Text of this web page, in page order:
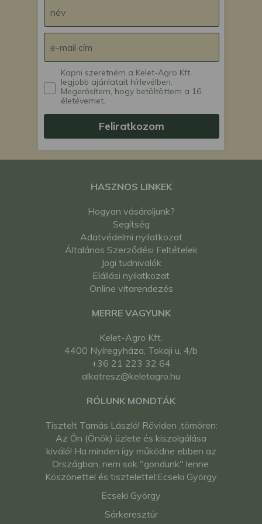
Kapni szeretném a Kelet-Agro Kft.
legjobb ajánlatait hírlevélben.
Megerősítem, hogy betöltöttem a 16.
életévemet.
Feliratkozom
HASZNOS LINKEK
Hogyan vásároljunk?
Segítség
Adatvédelmi nyilatkozat
Általános Szerződési Feltételek
Jogi tudnivalók
Elállási nyilatkozat
Online vitarendezés
MERRE VAGYUNK
Kelet-Agro Kft.
4400 Nyíregyháza, Tokaji u. 4/b
+36 21 223 32 64
alkatresz@keletagro.hu
RÓLUNK MONDTÁK
Tisztelt Tamás László! Röviden ,tömören:
Az Ön (Önök) üzlete és kiszolgálása
kiváló! Ha minden így működne ebben az
Országban, nem sok "gondunk" lenne.
Köszönettel és tisztelettel:Ecseki György
Ecseki György
Sárkeresztúr